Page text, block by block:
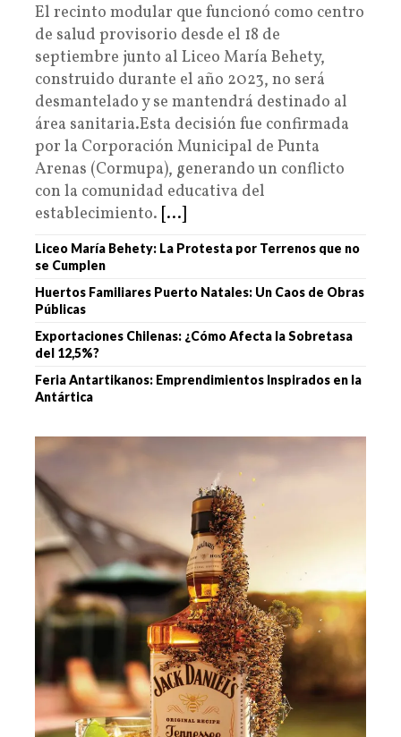
El recinto modular que funcionó como centro
de salud provisorio desde el 18 de
septiembre junto al Liceo María Behety,
construido durante el año 2023, no será
desmantelado y se mantendrá destinado al
área sanitaria.Esta decisión fue confirmada
por la Corporación Municipal de Punta
Arenas (Cormupa), generando un conflicto
con la comunidad educativa del
establecimiento. [...]
Liceo María Behety: La Protesta por Terrenos que no
se Cumplen
Huertos Familiares Puerto Natales: Un Caos de Obras
Públicas
Exportaciones Chilenas: ¿Cómo Afecta la Sobretasa
del 12,5%?
Feria Antartikanos: Emprendimientos Inspirados en la
Antártica